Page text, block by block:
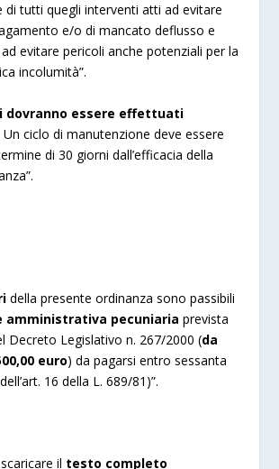
di tutti quegli interventi atti ad evitare
e/o di mancato deflusso e
evitare pericoli anche potenziali per la
incolumità”.
dovranno essere effettuati
Un ciclo di manutenzione deve essere
di 30 giorni dall’efficacia della
della presente ordinanza sono passibili
amministrativa pecuniaria prevista
Decreto Legislativo n. 267/2000 (da
euro) da pagarsi entro sessanta
16 della L. 689/81)”.
il testo completo